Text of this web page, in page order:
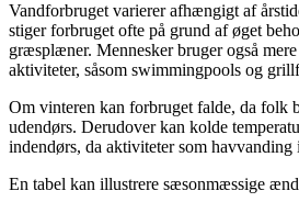
Vandforbruget varierer afhængigt af
stiger forbruget ofte på grund af øget
græsplæner. Mennesker bruger også
aktiviteter, såsom swimmingpools og
Om vinteren kan forbruget falde, da folk
udendørs. Derudover kan kolde
indendørs, da aktiviteter som havvanding
En tabel kan illustrere sæsonmæssige